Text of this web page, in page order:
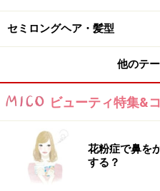
わりさせるのがコツ。全体
て形を整えます。
担当スタイリスト：公文啓
【関連記事】
耳かけショートボブ！40
抜け度アップ
セミロングヘア・髪型
他のテ
ビューティ特集&
花粉症で鼻を
する？